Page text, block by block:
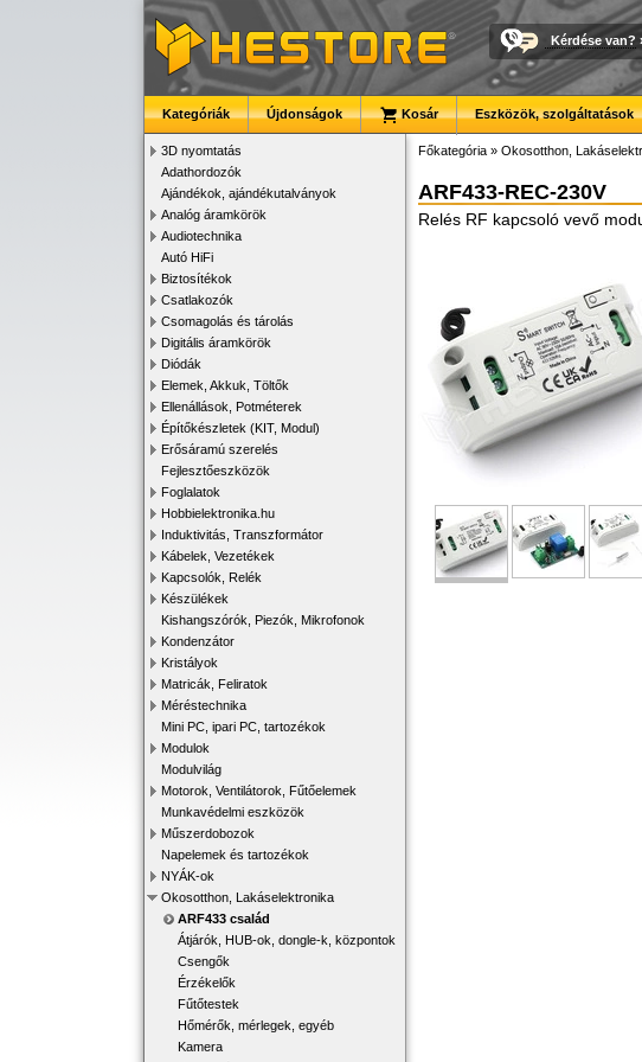
Kérdése van?
Kategóriák Újdonságok Kosár Eszközök, szolgáltatások
3D nyomtatás
Adathordozók
Ajándékok, ajándékutalványok
Analóg áramkörök
Audiotechnika
Autó HiFi
Biztosítékok
Csatlakozók
Csomagolás és tárolás
Digitális áramkörök
Diódák
Elemek, Akkuk, Töltők
Ellenállások, Potméterek
Építőkészletek (KIT, Modul)
Erősáramú szerelés
Fejlesztőeszközök
Foglalatok
Hobbielektronika.hu
Induktivitás, Transzformátor
Kábelek, Vezetékek
Kapcsolók, Relék
Készülékek
Kishangszórók, Piezók, Mikrofonok
Kondenzátor
Kristályok
Matricák, Feliratok
Méréstechnika
Mini PC, ipari PC, tartozékok
Modulok
Modulvilág
Motorok, Ventilátorok, Fűtőelemek
Munkavédelmi eszközök
Műszerdobozok
Napelemek és tartozékok
NYÁK-ok
Okosotthon, Lakáselektronika
ARF433 család
Átjárók, HUB-ok, dongle-k, központok
Csengők
Érzékelők
Fűtőtestek
Hőmérők, mérlegek, egyéb
Kamera
Főkategória » Okosotthon,
ARF433-REC-230V
Relés RF kapcsoló vevő